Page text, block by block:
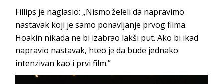
Fillips je naglasio: „Nismo želeli da napravimo
nastavak koji je samo ponavljanje prvog filma.
Hoakin nikada ne bi izabrao lakši put. Ako bi ikad
napravio nastavak, hteo je da bude jednako
intenzivan kao i prvi film.”